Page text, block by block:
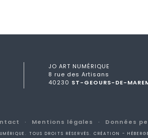
JO ART NUMÉRIQUE
8 rue des Artisans
40230 ST-GEOURS-DE-
Mentions légales Données
TOUS DROITS RÉSERVÉS. CRÉATION -